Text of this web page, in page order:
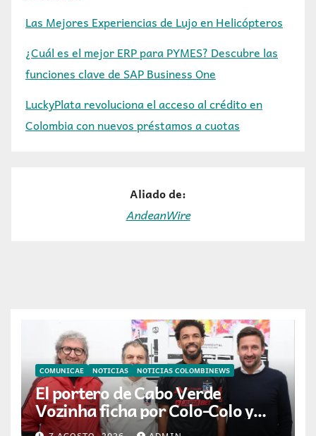
Las Mejores Experiencias de Lujo en Helicópteros
¿Cuál es el mejor ERP para PYMES? Descubre las
funciones clave de SAP Business One
LuckyPlata revoluciona el acceso al crédito en
Colombia con nuevos préstamos a cuotas
Aliado de:
AndeanWire
COMUNICAE NOTICIAS NOTICIAS COLOMBINEWS
El portero de Cabo Verde
Vozinha ficha por Colo-Colo y
JETOUR respalda su nueva